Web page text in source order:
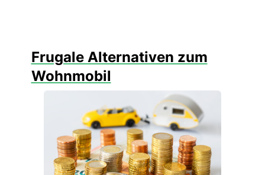
Frugale Alternativen zum
Wohnmobil